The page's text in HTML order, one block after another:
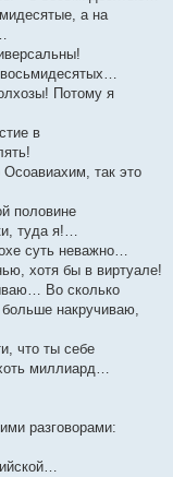
а на
Потому я
в
так это
половине
туда я!…
суть неважно…
хотя бы в виртуале!
Во сколько
накручиваю,
что ты себе
миллиард…
разговорами: